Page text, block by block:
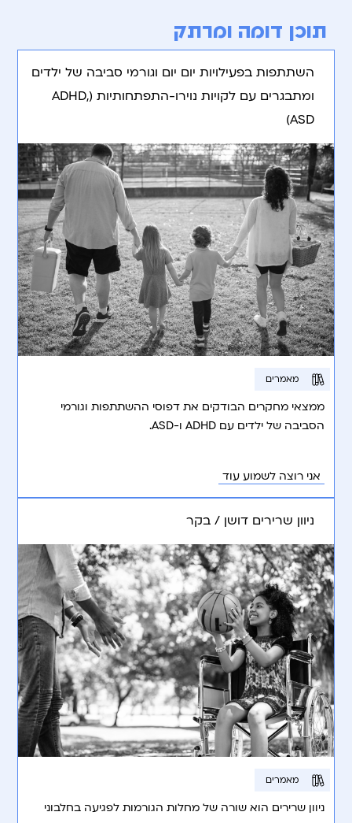
תוכן דומה ומרתק
השתתפות בפעילויות יום יום וגורמי סביבה של ילדים
ומתבגרים עם לקויות נוירו-התפתחותיות (ADHD,
ASD)
מאמרים
ממצאי מחקרים הבודקים את דפוסי ההשתתפות וגורמי
הסביבה של ילדים עם ADHD ו-ASD.
אני רוצה לשמוע עוד
ניוון שרירים דושן / בקר
מאמרים
ניוון שרירים הוא שורה של מחלות הגורמות לפגיעה בחלבוני